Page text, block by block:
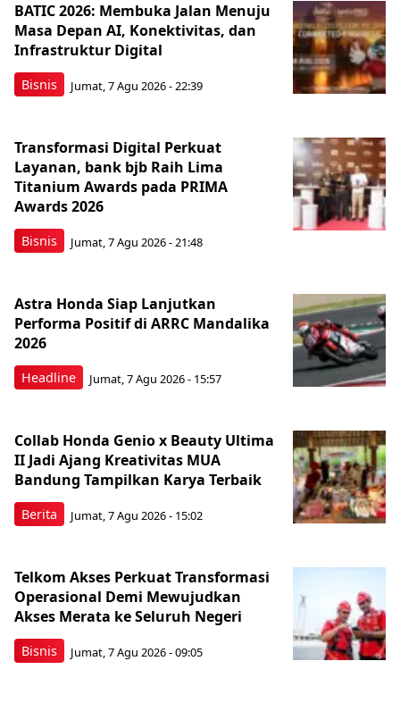
Bisnis
BATIC 2026: Membuka Jalan Menuju
Masa Depan AI, Konektivitas, dan
Infrastruktur Digital
Jumat, 7 Agu 2026 - 22:39
Bisnis
Transformasi Digital Perkuat
Layanan, bank bjb Raih Lima
Titanium Awards pada PRIMA
Awards 2026
Jumat, 7 Agu 2026 - 21:48
Headline
Astra Honda Siap Lanjutkan
Performa Positif di ARRC Mandalika
2026
Jumat, 7 Agu 2026 - 15:57
Berita
Collab Honda Genio x Beauty Ultima
II Jadi Ajang Kreativitas MUA
Bandung Tampilkan Karya Terbaik
Jumat, 7 Agu 2026 - 15:02
Bisnis
Telkom Akses Perkuat Transformasi
Operasional Demi Mewujudkan
Akses Merata ke Seluruh Negeri
Jumat, 7 Agu 2026 - 09:05